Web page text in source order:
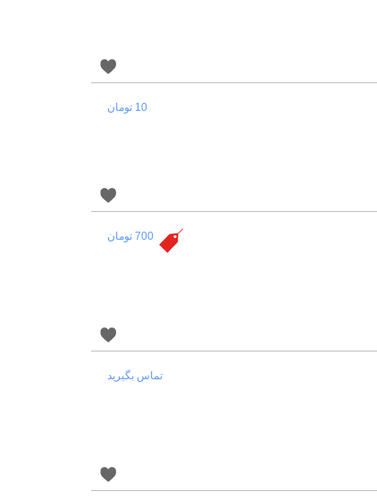
10 تومان
700 تومان
تماس بگیرید